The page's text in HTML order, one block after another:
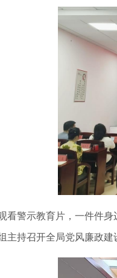
警示教育片，一件件身
主持召开全局党风廉政